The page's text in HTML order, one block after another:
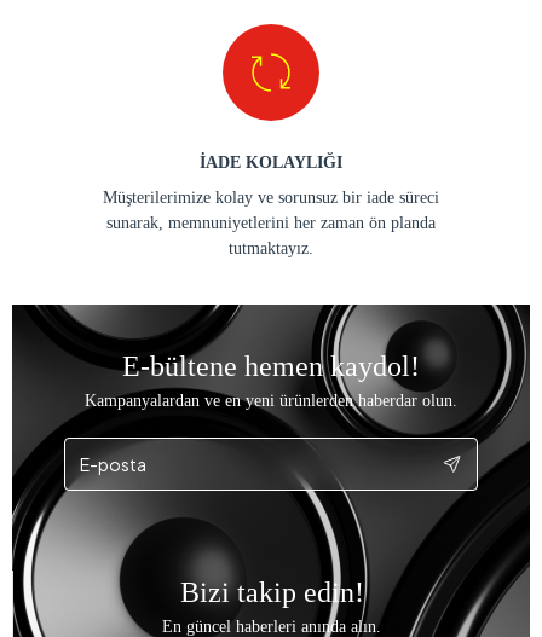
İADE KOLAYLIĞI
Müşterilerimize kolay ve sorunsuz bir iade süreci
sunarak, memnuniyetlerini her zaman ön planda
tutmaktayız.
E-bültene hemen kaydol!
Kampanyalardan ve en yeni ürünlerden haberdar olun.
Bizi takip edin!
En güncel haberleri anında alın.